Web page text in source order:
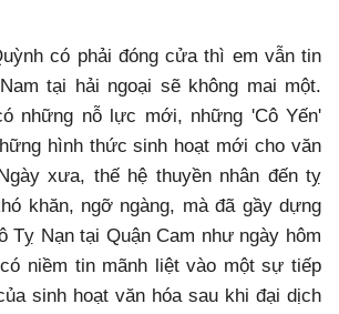
có phải đóng cửa thì em vẫn tin
tại hải ngoại sẽ không mai một.
những nỗ lực mới, những 'Cô Yến'
hình thức sinh hoạt mới cho văn
xưa, thế hệ thuyền nhân đến tỵ
khăn, ngỡ ngàng, mà đã gầy dựng
Tỵ Nạn tại Quận Cam như ngày hôm
niềm tin mãnh liệt vào một sự tiếp
sinh hoạt văn hóa sau khi đại dịch